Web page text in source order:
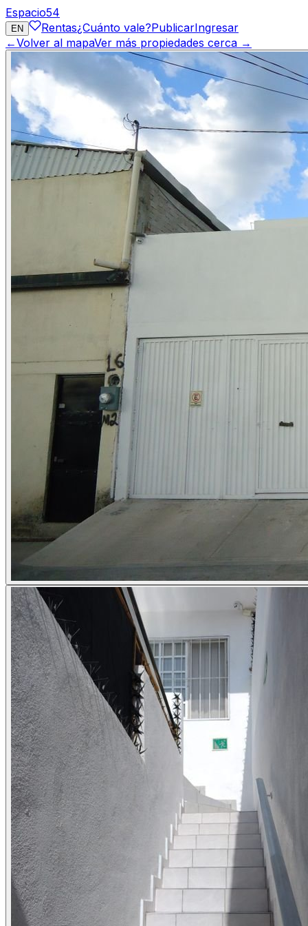
Espacio54
EN Rentas¿Cuánto vale?PublicarIngresar
←Volver al mapaVer más propiedades cerca →